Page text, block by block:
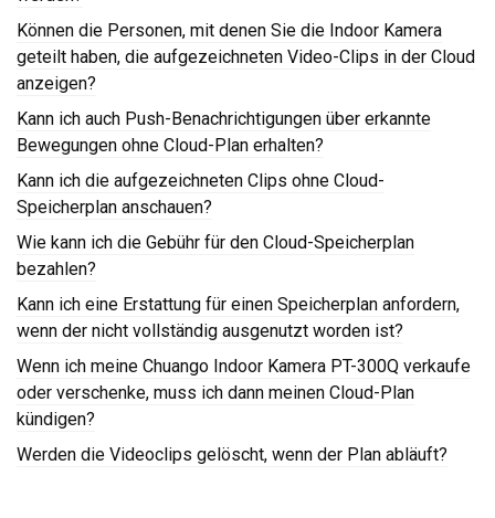
Können die Personen, mit denen Sie die Indoor Kamera
geteilt haben, die aufgezeichneten Video-Clips in der Cloud
anzeigen?
Kann ich auch Push-Benachrichtigungen über erkannte
Bewegungen ohne Cloud-Plan erhalten?
Kann ich die aufgezeichneten Clips ohne Cloud-
Speicherplan anschauen?
Wie kann ich die Gebühr für den Cloud-Speicherplan
bezahlen?
Kann ich eine Erstattung für einen Speicherplan anfordern,
wenn der nicht vollständig ausgenutzt worden ist?
Wenn ich meine Chuango Indoor Kamera PT-300Q verkaufe
oder verschenke, muss ich dann meinen Cloud-Plan
kündigen?
Werden die Videoclips gelöscht, wenn der Plan abläuft?